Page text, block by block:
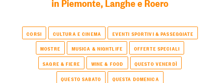
CORSI CULTURA E CINEMA
EVENTI SPORTIVI & PASSEGGIATE
MOSTRE
MUSICA & NIGHTLIFE
OFFERTE SPECIALI
SAGRE & FIERE
WINE & FOOD
QUESTO VENERDÌ
QUESTO SABATO
QUESTA DOMENICA